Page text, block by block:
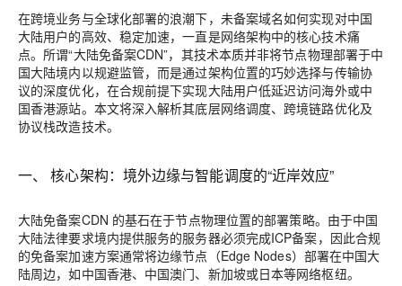
在跨境业务与全球化部署的浪潮下，未备案域名如何实现对中国
大陆用户的高效、稳定加速，一直是网络架构中的核心技术痛
点。所谓“大陆免备案CDN”，其技术本质并非将节点物理部署于中
国大陆境内以规避监管，而是通过架构位置的巧妙选择与传输协
议的深度优化，在合规前提下实现大陆用户低延迟访问海外或中
国香港源站。本文将深入解析其底层网络调度、跨境链路优化及
协议栈改造技术。
一、 核心架构：境外边缘与智能调度的“近岸效应”
大陆免备案CDN 的基石在于节点物理位置的部署策略。由于中国
大陆法律要求境内提供服务的服务器必须完成ICP备案，因此合规
的免备案加速方案通常将边缘节点（Edge Nodes）部署在中国大
陆周边，如中国香港、中国澳门、新加坡或日本等网络枢纽。